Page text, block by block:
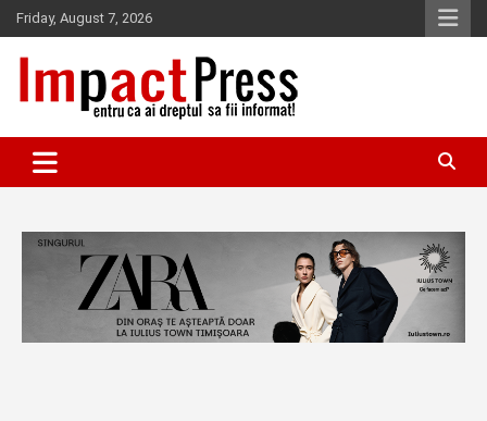
Skip
to
content
Friday, August 7, 2026
IMPACTPRESS